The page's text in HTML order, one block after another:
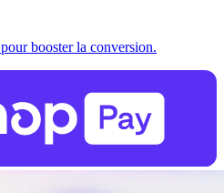
booster la conversion.